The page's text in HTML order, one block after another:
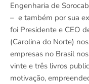
Engenharia de
– e também por sua
foi Presidente e CEO
(Carolina do Norte)
empresas no Brasil
vinte e três livros
motivação,